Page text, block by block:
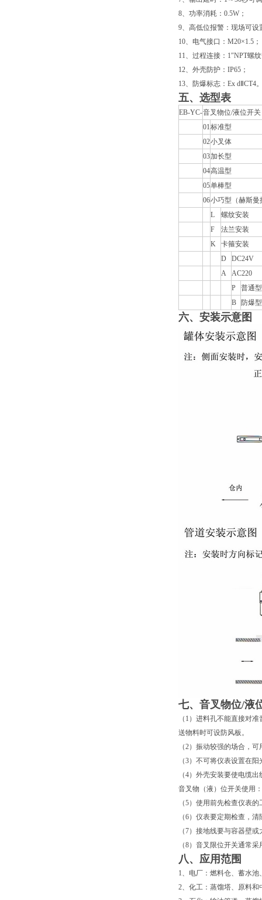
8、功率消耗：0.5W；
9、高低位报警：现场可
10、电气接口：M20×1.5；
11、过程连接：1″NPT螺
12、外壳防护：IP65；
13、防爆标志：Ex dⅡCT4
五、选型表
EB-YC-音叉物位/液位开关
01标准型
02小叉体
03加长型
04高温型
05单棒型
06小巧型（赫斯曼
L
螺纹安装
F
法兰安装
K
卡箍安装
D
DC24V
A
AC220
P
普通型
B
防爆型
六、安装示意图
七、音叉物位/液
（1）进料孔不能直接对
送物料时可设防风板。
（2）振动较强的场合，
（3）不可将仪表设置在
（4）外壳安装要使电缆
音叉物（液）位开关使用：
（5）使用前先检查仪表
（6）仪表要定期检查，
（7）接地线要与容器壁
（8）音叉限位开关通常
八、应用范围
1、电厂：燃料仓、蓄水
2、化工：蒸馏塔、原料